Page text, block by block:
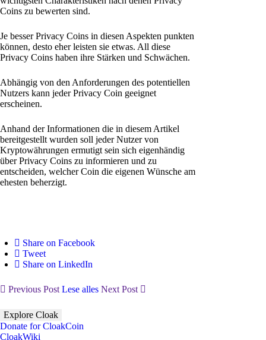
Coins zu bewerten sind.
Je besser Privacy Coins in diesen Aspekten punkten
können, desto eher leisten sie etwas. All diese
Privacy Coins haben ihre Stärken und Schwächen.
Abhängig von den Anforderungen des potentiellen
Nutzers kann jeder Privacy Coin geeignet
erscheinen.
Anhand der Informationen die in diesem Artikel
bereitgestellt wurden soll jeder Nutzer von
Kryptowährungen ermutigt sein sich eigenhändig
über Privacy Coins zu informieren und zu
entscheiden, welcher Coin die eigenen Wünsche am
ehesten beherzigt.
Share on Facebook
Tweet
Share on LinkedIn
Previous Post Lese alles Next Post
Explore Cloak
Donate for CloakCoin
CloakWiki